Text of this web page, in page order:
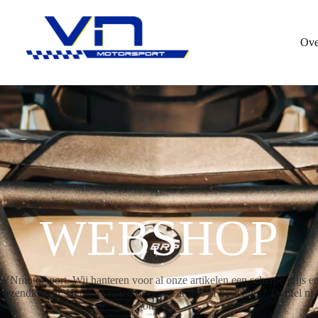
WEBSHOP
Wij hanteren voor al onze artikelen een scherpe prijs
Heeft u vragen over een artikel of bestelling? Twijfel
ons op!